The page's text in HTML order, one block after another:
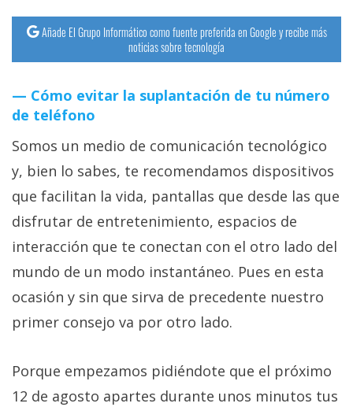
Añade El Grupo Informático como fuente preferida en Google y recibe más
noticias sobre tecnología
Cómo evitar la suplantación de tu número
de teléfono
Somos un medio de comunicación tecnológico
y, bien lo sabes, te recomendamos dispositivos
que facilitan la vida, pantallas que desde las que
disfrutar de entretenimiento, espacios de
interacción que te conectan con el otro lado del
mundo de un modo instantáneo. Pues en esta
ocasión y sin que sirva de precedente nuestro
primer consejo va por otro lado.
Porque empezamos pidiéndote que el próximo
12 de agosto apartes durante unos minutos tus